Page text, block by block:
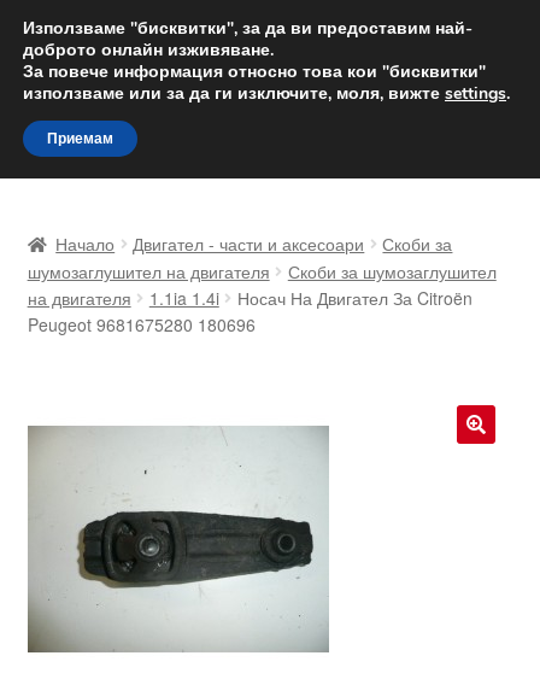
ДОСТАВКА от 12 лв.
Доставка по целия свят
Skip
to
navigation
Skip
to
content
Доставка по целия свят
Жалби
Контакт
Моята сметка
Плащанията
Начало Двигател - части и аксесоари
Скоби за
шумозаглушител на двигателя
Скоби за шумозаглушител
на двигателя
1.1ia 1.4i
Носач На Двигател За Citroën
Peugeot 9681675280 180696
Използваме "бисквитки", за да ви предоставим най-
доброто онлайн изживяване.
За повече информация относно това кои "бисквитки"
използваме или за да ги изключите, моля, вижте settings.
Приемам